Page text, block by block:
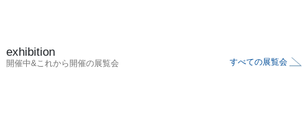
exhibition
開催中&これから開催の展覧会 すべての展覧会